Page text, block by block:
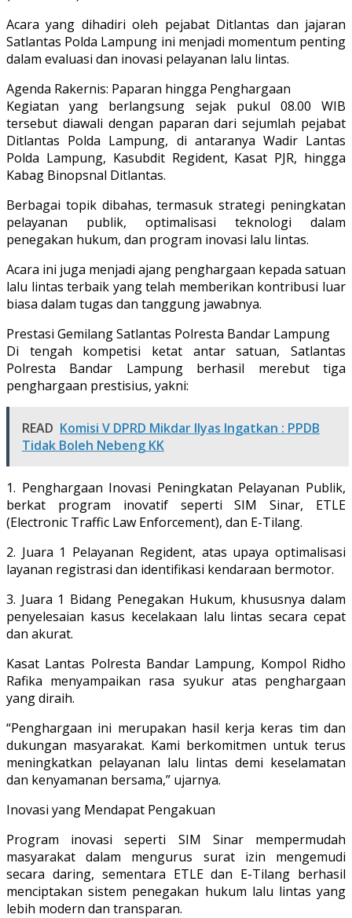
Acara yang dihadiri oleh pejabat Ditlantas dan jajaran
Satlantas Polda Lampung ini menjadi momentum penting
dalam evaluasi dan inovasi pelayanan lalu lintas.
Agenda Rakernis: Paparan hingga Penghargaan
Kegiatan yang berlangsung sejak pukul 08.00 WIB
tersebut diawali dengan paparan dari sejumlah pejabat
Ditlantas Polda Lampung, di antaranya Wadir Lantas
Polda Lampung, Kasubdit Regident, Kasat PJR, hingga
Kabag Binopsnal Ditlantas.
Berbagai topik dibahas, termasuk strategi peningkatan
pelayanan publik, optimalisasi teknologi dalam
penegakan hukum, dan program inovasi lalu lintas.
Acara ini juga menjadi ajang penghargaan kepada satuan
lalu lintas terbaik yang telah memberikan kontribusi luar
biasa dalam tugas dan tanggung jawabnya.
Prestasi Gemilang Satlantas Polresta Bandar Lampung
Di tengah kompetisi ketat antar satuan, Satlantas
Polresta Bandar Lampung berhasil merebut tiga
penghargaan prestisius, yakni:
READ Komisi V DPRD Mikdar Ilyas Ingatkan : PPDB
Tidak Boleh Nebeng KK
1. Penghargaan Inovasi Peningkatan Pelayanan Publik,
berkat program inovatif seperti SIM Sinar, ETLE
(Electronic Traffic Law Enforcement), dan E-Tilang.
2. Juara 1 Pelayanan Regident, atas upaya optimalisasi
layanan registrasi dan identifikasi kendaraan bermotor.
3. Juara 1 Bidang Penegakan Hukum, khususnya dalam
penyelesaian kasus kecelakaan lalu lintas secara cepat
dan akurat.
Kasat Lantas Polresta Bandar Lampung, Kompol Ridho
Rafika menyampaikan rasa syukur atas penghargaan
yang diraih.
“Penghargaan ini merupakan hasil kerja keras tim dan
dukungan masyarakat. Kami berkomitmen untuk terus
meningkatkan pelayanan lalu lintas demi keselamatan
dan kenyamanan bersama,” ujarnya.
Inovasi yang Mendapat Pengakuan
Program inovasi seperti SIM Sinar mempermudah
masyarakat dalam mengurus surat izin mengemudi
secara daring, sementara ETLE dan E-Tilang berhasil
menciptakan sistem penegakan hukum lalu lintas yang
lebih modern dan transparan.